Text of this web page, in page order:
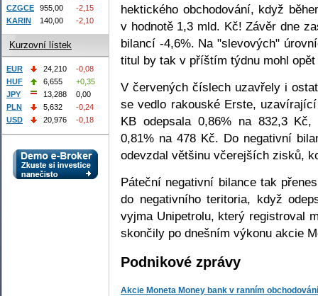
hektického obchodování, když
v hodnotě 1,3 mld. Kč! Závěr dne
bilancí -4,6%. Na "slevových"
titul by tak v příštím týdnu mohl
V červených číslech uzavřely i
se vedlo rakouské Erste,
KB odepsala 0,86% na 832,3
0,81% na 478 Kč. Do negativní
odevzdal většinu včerejších zisků,
Páteční negativní bilance tak
do negativního teritoria, když
vyjma Unipetrolu, který registroval
skončily po dnešním výkonu akcie
Podnikové zprávy
Akcie Moneta Money bank v ranním
CZGCE
955,00
-2,15
KARIN
140,00 -2,10
Kurzovní lístek
EUR 24,210
-0,08
HUF
6,655
+0,35
JPY
13,288
0,00
PLN
5,632
-0,24
USD
20,976 -0,18